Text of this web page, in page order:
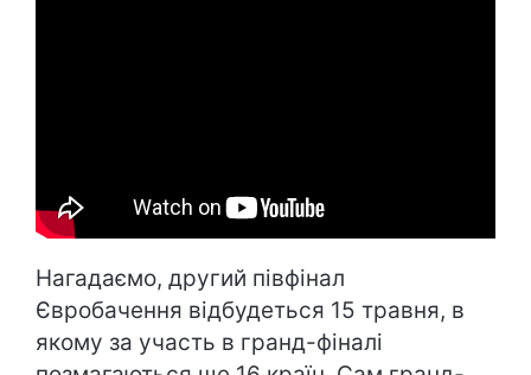
Нагадаємо, другий півфінал
Євробачення відбудеться 15 травня, в
якому за участь в гранд-фіналі